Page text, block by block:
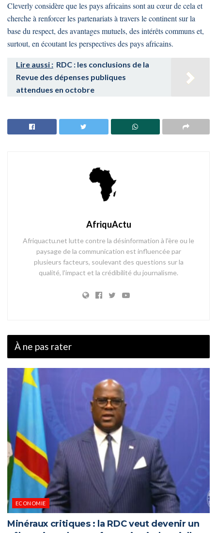
Cleverly considère que les pays africains sont au cœur de cela et
cherche à renforcer les partenariats à travers le continent sur la
base du respect, des avantages mutuels, des intérêts communs et,
surtout, en écoutant les perspectives des pays africains.
Lire aussi : RDC : les conclusions de la
Revue des dépenses publiques
attendues en octobre
AfriquActu
Afriquactu.net lutte contre la désinformation à l'ère ou le
paysage de la communication est influencée par
plusieurs facteurs, soulevant des questions sur la
qualité, l'impact et la crédibilité du journalisme.
À ne pas rater
ECONOMIE
Minéraux critiques : la RDC veut devenir un